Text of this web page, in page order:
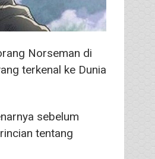
Norseman di
terkenal ke Dunia
sebelum
tentang